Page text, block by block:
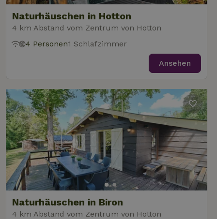
Naturhäuschen in Hotton
4 km Abstand vom Zentrum von Hotton
4 Personen1 Schlafzimmer
Ansehen
Naturhäuschen in Biron
4 km Abstand vom Zentrum von Hotton